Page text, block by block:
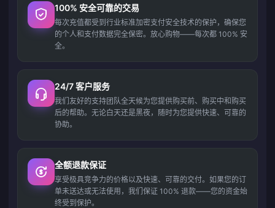
100% 安全可靠的交易
每次充值都受到行业标准加密支付安全技术的保护，确保您
的个人和支付数据完全保密。放心购物——每次都 100% 安
全。
24/7 客户服务
我们友好的支持团队全天候为您提供购买前、购买中和购买
后的帮助。无论白天还是黑夜，随时为您提供快速、可靠的
协助。
全额退款保证
享受极具竞争力的价格以及快速、可靠的交付。如果您的订
单未送达或无法使用，我们保证 100% 退款——您的资金始
终受到保护。